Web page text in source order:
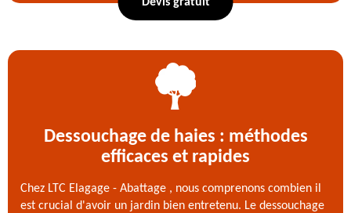
Dessouchage de haies : méthodes
efficaces et rapides
Chez LTC Elagage - Abattage , nous comprenons combien il
est crucial d'avoir un jardin bien entretenu. Le dessouchage